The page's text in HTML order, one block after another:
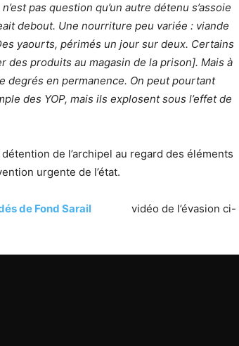
pas question qu’un autre détenu s’assoie
debout. Une nourriture peu variée : viande
yaourts, périmés un jour sur deux. Certains
produits au magasin de la prison]. Mais à
degrés en permanence. On peut pourtant
des YOP, mais ils explosent sous l’effet de
de l’archipel au regard des éléments
urgente de l’état.
de Fond Sarail
vidéo de l’évasion ci-